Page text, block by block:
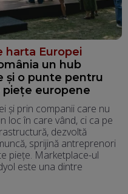
harta Europei
un hub
și o punte pentru
europene
și prin companii care nu
loc în care vând, ci ca pe
dezvoltă
sprijină antreprenori
piețe. Marketplace-ul
este una dintre